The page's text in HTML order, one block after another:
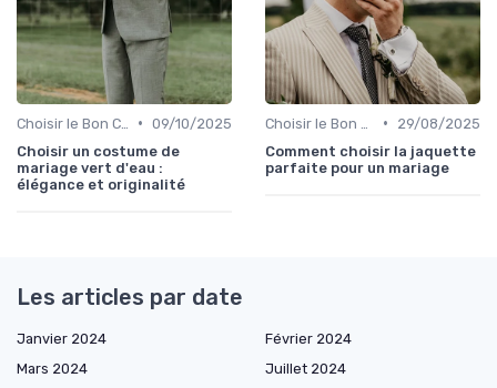
• 09/10/2025
Choisir un costume de
mariage vert d'eau :
élégance et originalité
•
29/08/2025
Comment choisir la jaquette
parfaite pour un mariage
Les articles par date
Janvier 2024
Février 2024
Mars 2024
Juillet 2024